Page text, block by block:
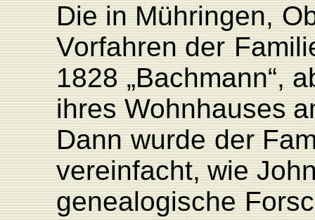
Die in Mühringen,
Vorfahrender F
1828 „Bachmann“,
ihresWohnhauses
Dann wurde derF
vereinfacht, wie
genealogische For